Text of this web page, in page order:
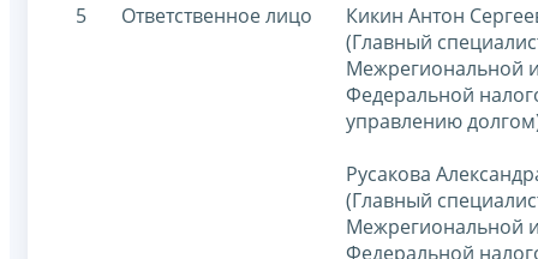
5 Ответственное лицо
Кикин Антон
(Главный
Межрегиональной
Федеральной
управлению
Русакова
(Главный
Межрегиональной
Федеральной